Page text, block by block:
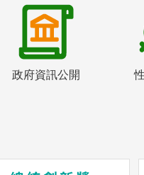
政府資訊公開